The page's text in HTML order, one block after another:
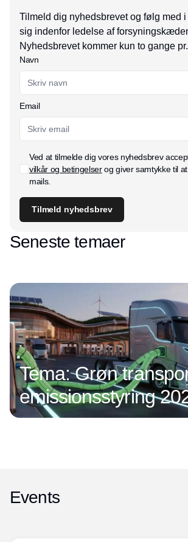
Tilmeld dig nyhedsbrevet og følg med
sig indenfor ledelse af
Nyhedsbrevet kommer kun to gange
Navn
Email
Ved at tilmelde dig vores nyhedsbrev
vilkår og betingelserog giver samtykke til
mails.
Tilmeld nyhedsbrev
Seneste temaer
Tema: Grøn
emissionsstyring
Events